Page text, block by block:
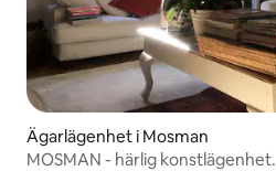
Ägarlägenhet i Mosman
MOSMAN - härlig konstlägenhet.